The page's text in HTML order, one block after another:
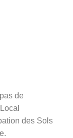
de
des Sols